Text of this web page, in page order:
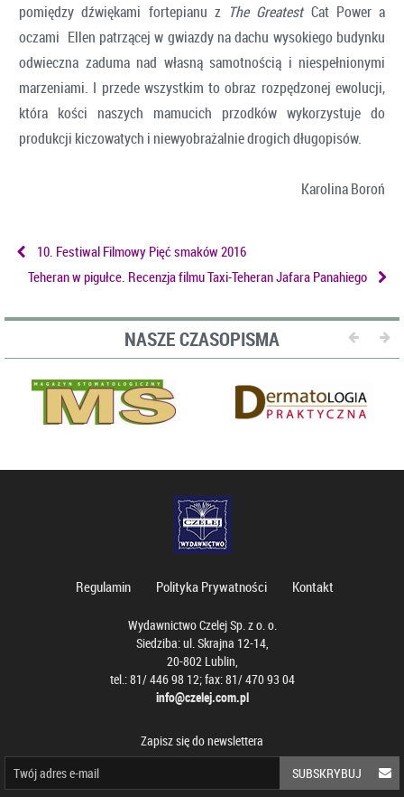
pomiędzy dźwiękami fortepianu z The GreatestCat Power a
oczami Ellen patrzącej w gwiazdy na dachu wysokiego budynku
odwieczna zaduma nad własną samotnością i niespełnionymi
marzeniami. I przede wszystkim to obraz rozpędzonej ewolucji,
która kości naszych mamucich przodków wykorzystuje do
produkcji kiczowatych i niewyobrażalnie drogich długopisów.
Karolina Boroń
10. Festiwal Filmowy Pięć smaków 2016
Teheran w pigułce. Recenzja filmu Taxi-Teheran Jafara Panahiego
NASZE CZASOPISMA
Regulamin Polityka Prywatności Kontakt
Wydawnictwo Czelej Sp. z o. o.
Siedziba: ul. Skrajna 12-14,
20-802 Lublin,
tel.: 81/ 446 98 12; fax: 81/ 470 93 04
info@czelej.com.pl
Zapisz się do newslettera
SUBSKRYBUJ